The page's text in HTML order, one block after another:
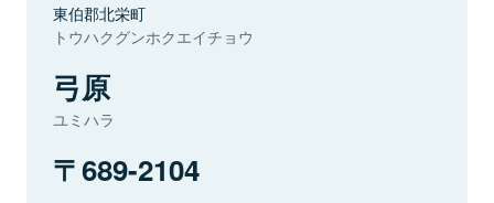
東伯郡北栄町
トウハクグンホクエイチョウ
弓原
ユミハラ
689-2104